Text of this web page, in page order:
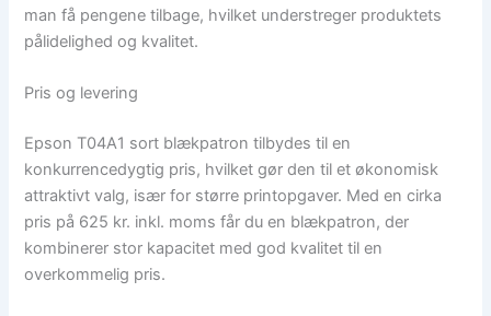
man få pengene tilbage, hvilket understreger produktets
pålidelighed og kvalitet.
Pris og levering
Epson T04A1 sort blækpatron tilbydes til en
konkurrencedygtig pris, hvilket gør den til et økonomisk
attraktivt valg, især for større printopgaver. Med en cirka
pris på 625 kr. inkl. moms får du en blækpatron, der
kombinerer stor kapacitet med god kvalitet til en
overkommelig pris.